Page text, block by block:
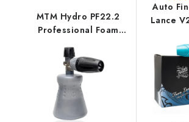
MTM Hydro PF22.2
Professional Foam
profesionální
napěňovač
Auto
Lance